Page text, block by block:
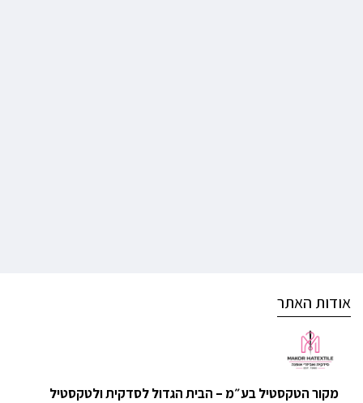
אודות האתר
מקור הטקסטיל בע״מ – הבית הגדול לסדקית ולטקסטיל